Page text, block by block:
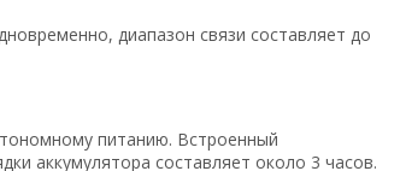
диапазон связи составляет до
питанию. Встроенный
аккумулятора составляет около 3 часов.